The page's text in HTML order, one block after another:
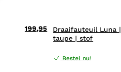
199,95
Draaifauteuil Luna |
taupe | stof
Bestel nu!